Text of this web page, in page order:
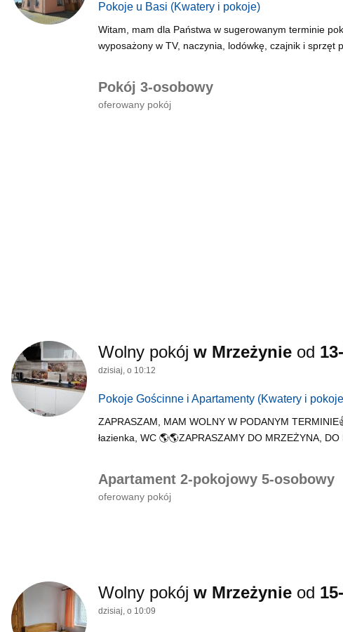
Pokoje u Basi (Kwatery i pokoje)
Witam, mam dla Państwa w sugerowanym terminie
wyposażony w TV, naczynia, lodówkę, czajnik i sprzęt
Pokój 3-osobowy
oferowany pokój
Wolny pokój w Mrzeżynie od
dzisiaj, o 10:12
Pokoje Gościnne i Apartamenty (Kwatery i
ZAPRASZAM, MAM WOLNY W PODANYM
łazienka, WC 🌎🌎ZAPRASZAMY DO MRZEŻYNA,
Apartament 2-pokojowy 5-osobowy
oferowany pokój
Wolny pokój w Mrzeżynie od
dzisiaj, o 10:09